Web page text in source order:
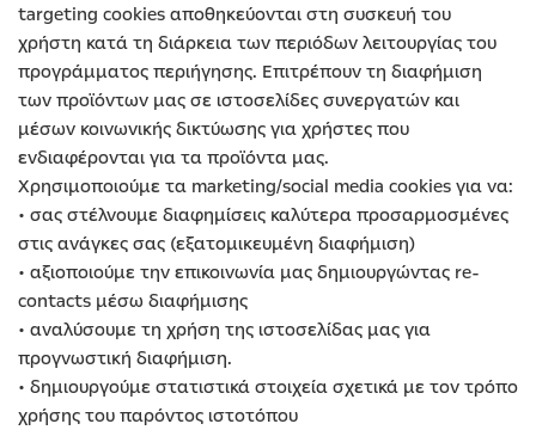
targeting cookies αποθηκεύονται στη συσκευή του
χρήστη κατά τη διάρκεια των περιόδων λειτουργίας του
προγράμματος περιήγησης. Επιτρέπουν τη διαφήμιση
των προϊόντων μας σε ιστοσελίδες συνεργατών και
μέσων κοινωνικής δικτύωσης για χρήστες που
ενδιαφέρονται για τα προϊόντα μας.
Χρησιμοποιούμε τα marketing/social media cookies για να:
• σας στέλνουμε διαφημίσεις καλύτερα προσαρμοσμένες
στις ανάγκες σας (εξατομικευμένη διαφήμιση)
• αξιοποιούμε την επικοινωνία μας δημιουργώντας re-
contacts μέσω διαφήμισης
• αναλύσουμε τη χρήση της ιστοσελίδας μας για
προγνωστική διαφήμιση.
• δημιουργούμε στατιστικά στοιχεία σχετικά με τον τρόπο
χρήσης του παρόντος ιστοτόπου